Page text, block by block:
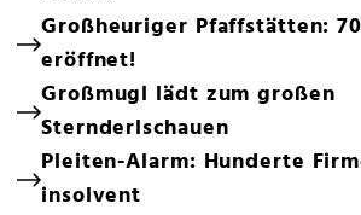
Großheuriger Pfaffstätten:
eröffnet!
Großmugl lädt zum großen
Sternderlschauen
Pleiten-Alarm: Hunderte
insolvent